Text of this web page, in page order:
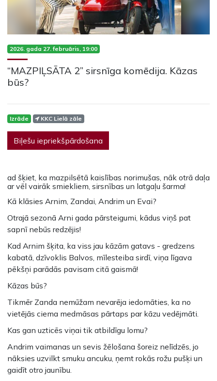
2026. gada 27. februāris, 19:00
“MAZPIĻSĀTA 2” sirsnīga komēdija. Kāzas
būs?
Izrāde KKC Lielā zāle
Biļešu iepriekšpārdošana
ad šķiet, ka mazpilsētā kaislības norimušas, nāk otrā daļa
arvēl vairāk smiekliem, sirsnības un latgaļu šarma!
Kā klāsies Arnim, Zandai, Andrim un Evai?
Otrajā sezonā Arni gada pārsteigumi, kādus viņš pat
sapnī nebūs redzējis!
Kad Arnim šķita, ka viss jau kāzām gatavs - gredzens
kabatā, dzīvoklis Balvos, mīlesteiba sirdī, viņa līgava
pēkšņi parādās pavisam citā gaismā!
Kāzas būs?
Tikmēr Zanda nemūžam nevarēja iedomāties, ka no
vietējās ciema medmāsas pārtaps par kāzu vedējmāti.
Kas gan uzticēs viņai tik atbildīgu lomu?
Andrim vaimanas un sevis žēlošana šoreiz nelīdzēs, jo
nāksies uzvilkt smuku ancuku, ņemt rokās rožu pušķi un
gaidīt otro jaunību.